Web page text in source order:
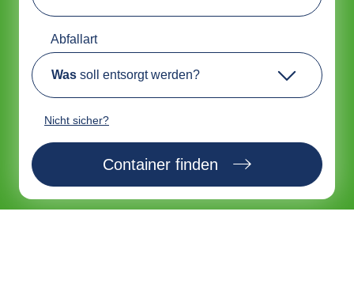
Abfallart
Was soll entsorgt werden?
Nicht sicher?
Container finden